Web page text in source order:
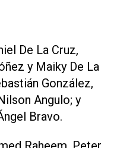
De La Cruz,
y Maiky De La
González,
Angulo; y
Bravo.